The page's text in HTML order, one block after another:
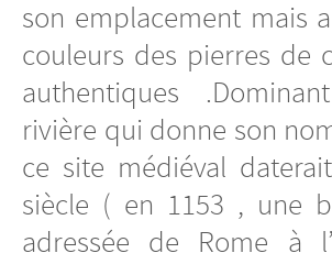
son emplacement mais
couleurs des pierres de
authentiques
rivière qui donne son
ce site médiéval
siècle ( en 1153 , une
adressée de Rome à